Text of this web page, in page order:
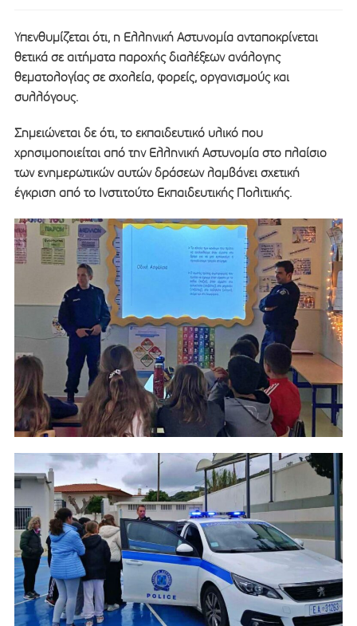
Υπενθυμίζεται ότι, η Ελληνική Αστυνομία ανταποκρίνεται
θετικά σε αιτήματα παροχής διαλέξεων ανάλογης
θεματολογίας σε σχολεία, φορείς, οργανισμούς και
συλλόγους.
Σημειώνεται δε ότι, το εκπαιδευτικό υλικό που
χρησιμοποιείται από την Ελληνική Αστυνομία στο πλαίσιο
των ενημερωτικών αυτών δράσεων λαμβάνει σχετική
έγκριση από το Ινστιτούτο Εκπαιδευτικής Πολιτικής.